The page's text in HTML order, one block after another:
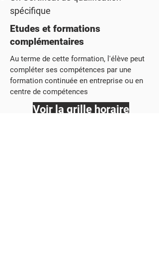
spécifique
Etudes et formations
complémentaires
Au terme de cette formation, l'élève peut
compléter ses compétences par une
formation continuée en entreprise ou en
centre de compétences
Voir la grille horaire